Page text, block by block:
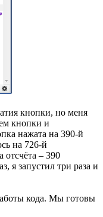
кнопки, но меня
кнопки и
нажата на 390-й
на 726-й
отсчёта – 390
я запустил три раза и
кода. Мы готовы